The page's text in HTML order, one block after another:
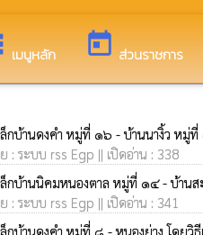
เมนูหลัก today ส่วนราชการ
ยินดีต้อนรับสู่เว็บไซต์ของ
ล็กบ้านดงคำ หมู่ที่ ๑๖ - บ้านนางิ้ว หมู่ที่
: ระบบ rss Egp || เปิดอ่าน : 338
ล็กบ้านนิคมหนองตาล หมู่ที่ ๑๔ - บ้าน
: ระบบ rss Egp || เปิดอ่าน : 341
กบ้านดงคำ หมู่ที่ ๘ - หนองย่าง โดยวิธี